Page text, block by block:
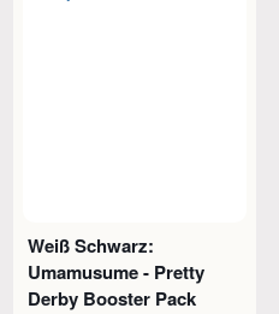
Weiß Schwarz:
Umamusume - Pretty
Derby Booster Pack